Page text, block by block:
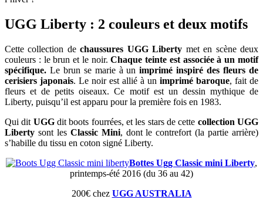
UGG Liberty : 2 couleurs et deux motifs
Cette collection dechaussures UGG Liberty met en scène deux
couleurs : le brun et le noir.Chaque teinte est associée à un motif
spécifique. Le brun se marie à unimprimé inspiré des fleurs de
cerisiers japonais. Le noir est allié à un imprimé baroque, fait de
fleurs et de petits oiseaux. Ce motif est un dessin mythique de
Liberty, puisqu’il est apparu pour la première fois en 1983.
Qui dit UGGdit boots fourrées, et les stars de cette collection UGG
Liberty sont les Classic Mini, dont le contrefort (la partie arrière)
s’habille du tissu en coton signé Liberty.
Bottes Ugg Classic mini Liberty,
printemps-été 2016 (du 36 au 42)
200€ chez UGG AUSTRALIA